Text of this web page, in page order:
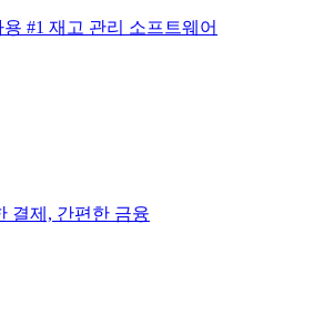
용 #1 재고 관리 소프트웨어
결제, 간편한 금융